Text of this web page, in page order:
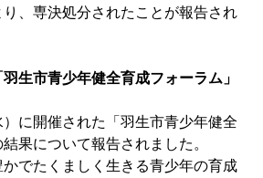
専決処分されたことが報告され
生市青少年健全育成フォーラム」
に開催された「羽生市青少年健全
果について報告されました。
たくましく生きる青少年の育成